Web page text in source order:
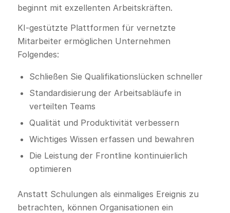
beginnt mit exzellenten Arbeitskräften.
KI-gestützte Plattformen für vernetzte
Mitarbeiter ermöglichen Unternehmen
Folgendes:
Schließen Sie Qualifikationslücken schneller
Standardisierung der Arbeitsabläufe in
verteilten Teams
Qualität und Produktivität verbessern
Wichtiges Wissen erfassen und bewahren
Die Leistung der Frontline kontinuierlich
optimieren
Anstatt Schulungen als einmaliges Ereignis zu
betrachten, können Organisationen ein